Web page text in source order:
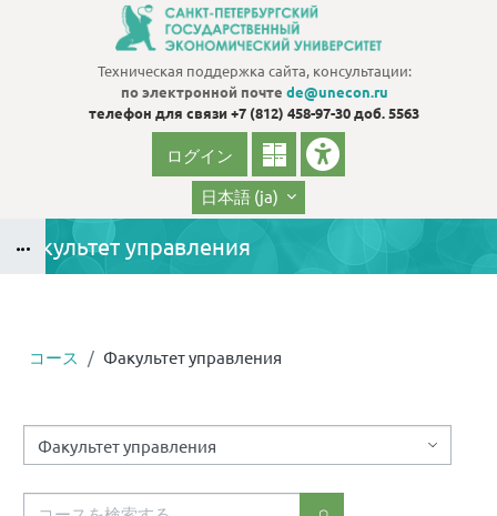
メインコンテンツへスキップする
Техническая поддержка сайта, консультации:
по электронной почте de@unecon.ru
телефон для связи+7 (812) 458-97-30 доб. 5563
ログイン
日本語 ‎(ja)‎
Факультет управления
コース Факультет управления
コースカテゴリ
コースを検索する